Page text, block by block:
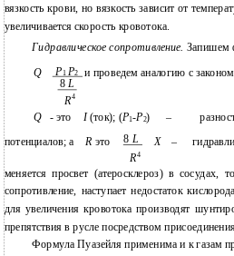
вязкость крови, но вязкость зависит от
увеличивается скорость кровотока.
Гидравлическое сопротивление. Запишем
Q P1 P2 и проведем аналогию с
8L
R4
Q - это I(ток); (P1-P2) –
потенциалов; а
Rэто 8L X –
R4
меняется просвет (атеросклероз) в сосудах,
сопротивление, наступает недостаток
для увеличения кровотока производят
препятствия в русле посредством
Формула Пуазейля применима и к газам